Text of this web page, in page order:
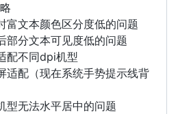
富文本颜色区分度低的问题
部分文本可见度低的问题
配不同dpi机型
适配（现在系统手势提示线背
型无法水平居中的问题